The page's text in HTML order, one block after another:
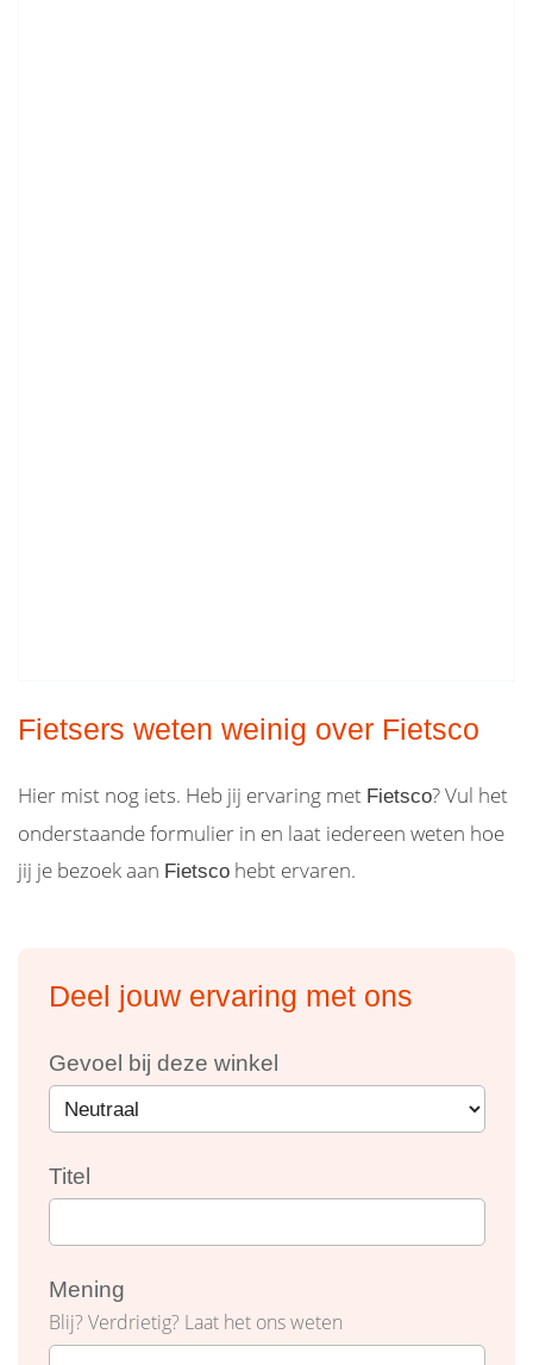
Fietsers weten weinig over Fietsco
Hier mist nog iets. Heb jij ervaring met Fietsco? Vul het
onderstaande formulier in en laat iedereen weten hoe
jij je bezoek aan Fietsco hebt ervaren.
Deel jouw ervaring met ons
Gevoel bij deze winkel
Titel
Mening
Blij? Verdrietig? Laat het ons weten